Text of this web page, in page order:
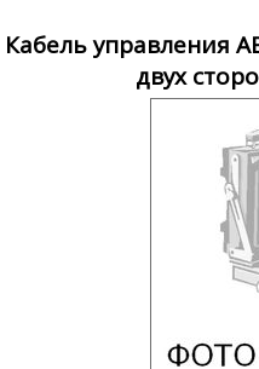
Кабель управления
двух